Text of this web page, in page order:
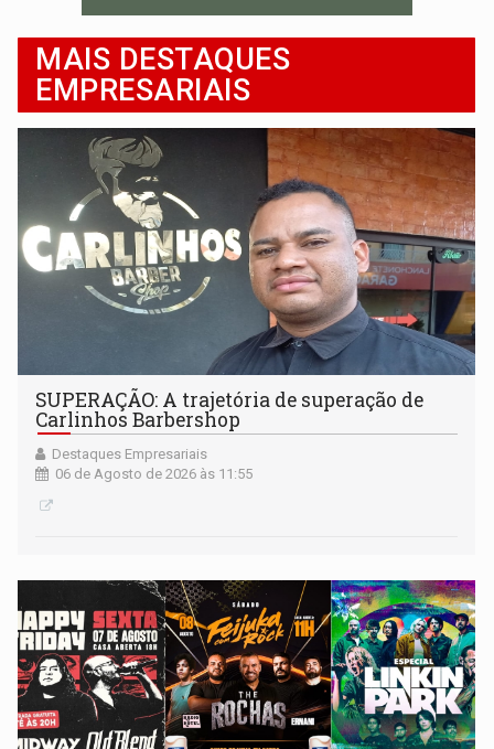
MAIS DESTAQUES
EMPRESARIAIS
SUPERAÇÃO: A trajetória de superação de
Carlinhos Barbershop
Destaques Empresariais
06 de Agosto de 2026 às 11:55